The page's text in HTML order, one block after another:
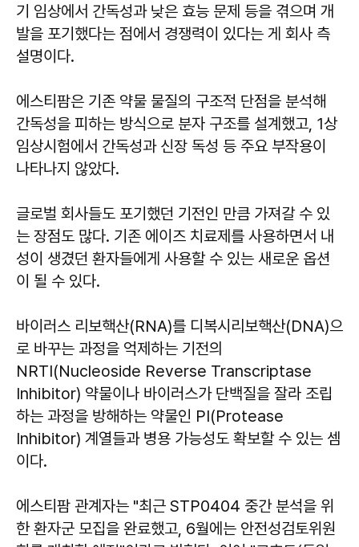
기 임상에서 간독성과 낮은 효능 문제 등을 겪으며 개
발을 포기했다는 점에서 경쟁력이 있다는 게 회사 측
설명이다.
에스티팜은 기존 약물 물질의 구조적 단점을 분석해
간독성을 피하는 방식으로 분자 구조를 설계했고, 1상
임상시험에서 간독성과 신장 독성 등 주요 부작용이
나타나지 않았다.
글로벌 회사들도 포기했던 기전인 만큼 가져갈 수 있
는 장점도 많다. 기존 에이즈 치료제를 사용하면서 내
성이 생겼던 환자들에게 사용할 수 있는 새로운 옵션
이 될 수 있다.
바이러스 리보핵산(RNA)를 디복시리보핵산(DNA)으
로 바꾸는 과정을 억제하는 기전의
NRTI(Nucleoside Reverse Transcriptase
Inhibitor) 약물이나 바이러스가 단백질을 잘라 조립
하는 과정을 방해하는 약물인 PI(Protease
Inhibitor) 계열들과 병용 가능성도 확보할 수 있는 셈
이다.
에스티팜 관계자는 "최근 STP0404 중간 분석을 위
한 환자군 모집을 완료했고, 6월에는 안전성검토위원